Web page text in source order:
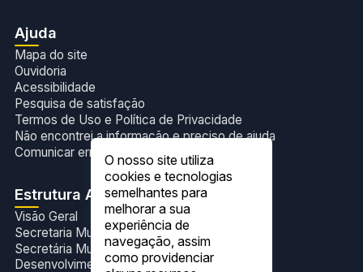
Ajuda
Mapa do site
Ouvidoria
Acessibilidade
Pesquisa de satisfação
Termos de Uso e Política de Privacidade
Não encontrei a informação e preciso de ajuda
Comunicar erros no site
Estrutura Administrativa
Visão Geral
Secretaria Municipal de Administração
Secretária Municipal de Agricultura,Pecuária e
Desenvolvimento Sustentável
O nosso site utiliza
cookies e tecnologias
semelhantes para
melhorar a sua
experiência de
navegação, assim
como providenciar